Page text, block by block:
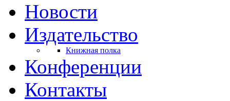
Новости
Издательство
Книжная полка
Конференции
Контакты